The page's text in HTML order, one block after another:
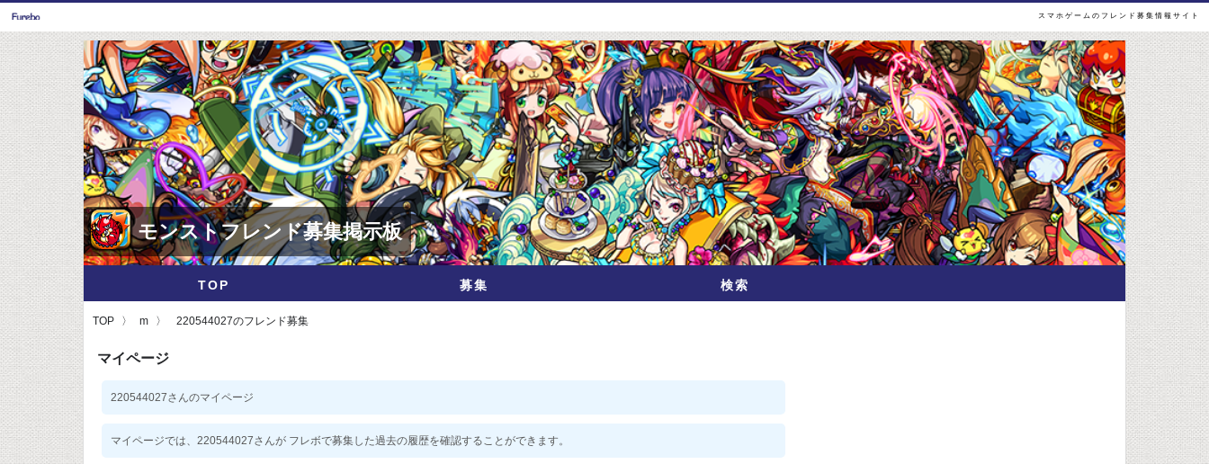
スマホゲームのフレンド募集情報サイト
モンストフレンド募集掲示板
TOP 募集 検索
TOP m 220544027のフレンド募集
マイページ
220544027さんのマイページ
マイページでは、220544027さんが フレボで募集した過去の履歴を確認することができます。